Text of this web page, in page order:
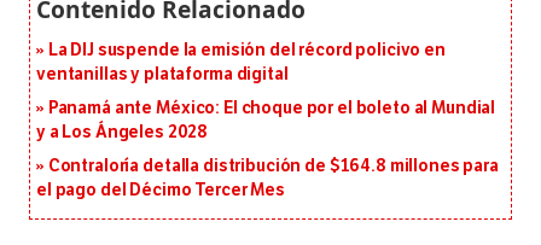
La DIJ suspende la emisión del récord policivo en
ventanillas y plataforma digital
Panamá ante México: El choque por el boleto al Mundial
y a Los Ángeles 2028
Contraloría detalla distribución de $164.8 millones para
el pago del Décimo Tercer Mes